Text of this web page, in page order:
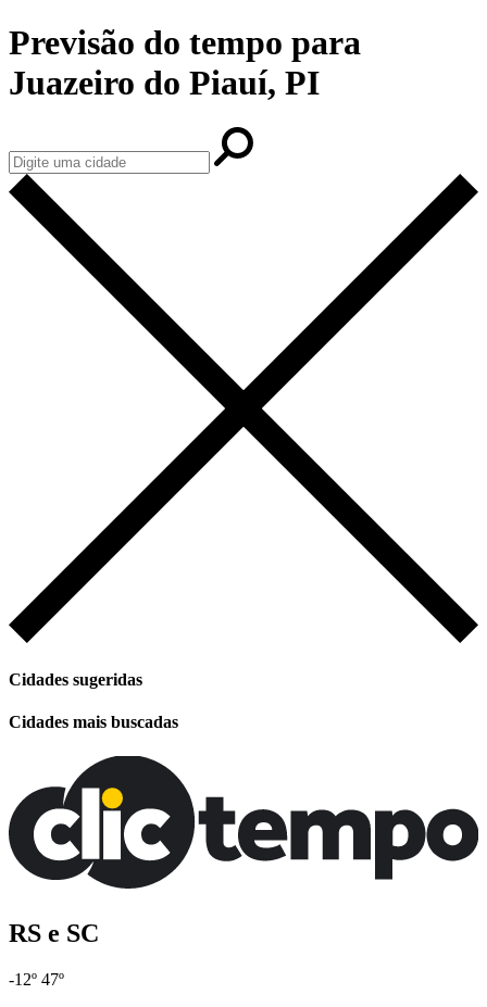
Previsão do tempo para
Juazeiro do Piauí, PI
Cidades sugeridas
Cidades mais buscadas
RS e SC
-12º 47º